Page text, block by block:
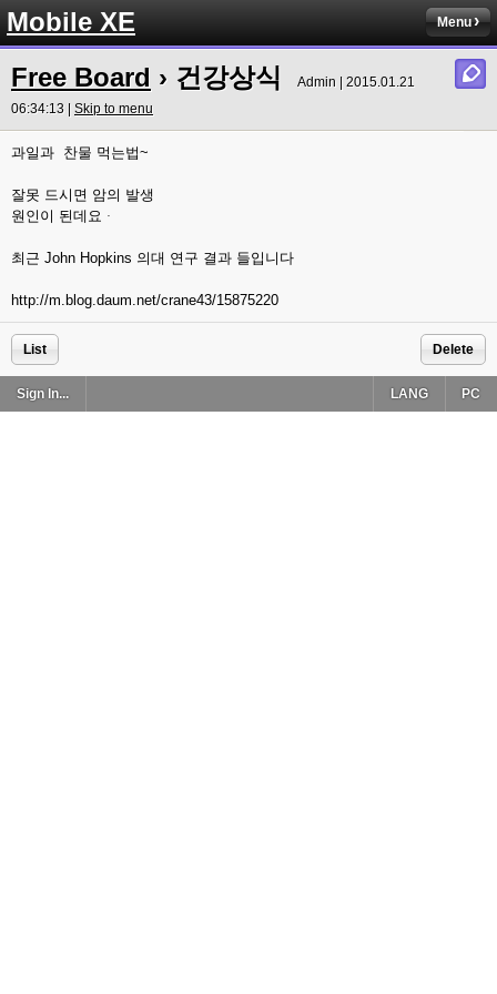
Mobile XE Menu
Free Board › 건강상식
Admin | 2015.01.21
06:34:13 | Skip to menu
과일과 찬물 먹는법~
잘못 드시면 암의 발생
원인이 된데요ᆞ
최근 John Hopkins 의대 연구 결과 들입니다
http://m.blog.daum.net/crane43/15875220
List Delete
Sign In... PC
LANG